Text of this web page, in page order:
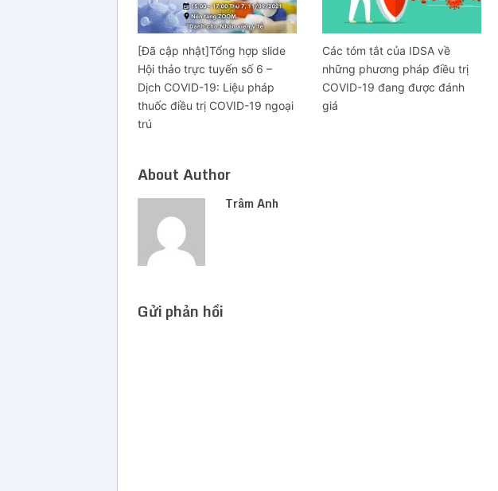
[Đã cập nhật]Tổng hợp slide
Hội thảo trực tuyến số 6 –
Dịch COVID-19: Liệu pháp
thuốc điều trị COVID-19 ngoại
trú
Các tóm tắt của IDSA về
những phương pháp điều trị
COVID-19 đang được đánh
giá
About Author
Trâm Anh
Gửi phản hồi